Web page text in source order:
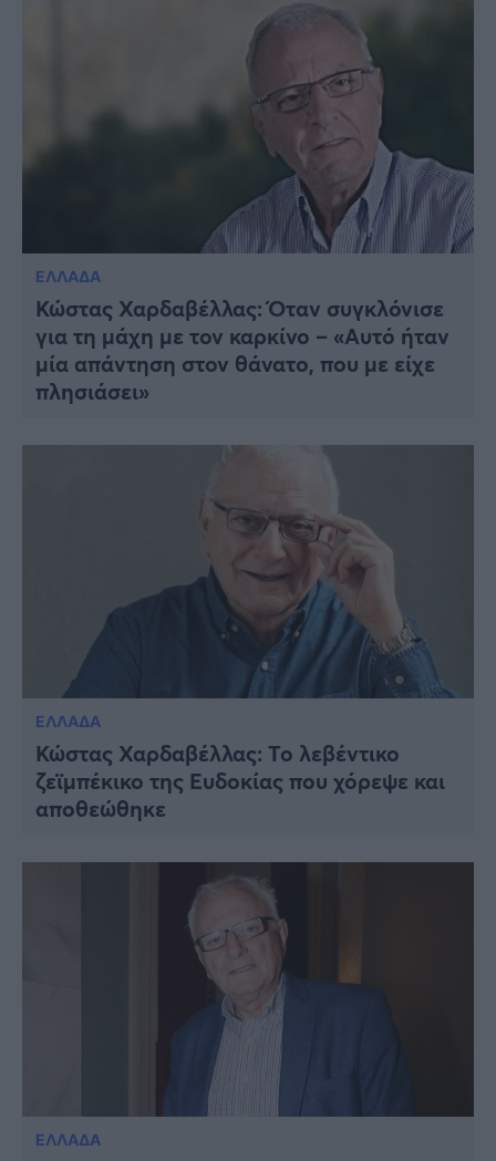
ΕΛΛΑΔΑ
Κώστας Χαρδαβέλλας: Όταν συγκλόνισε
για τη μάχη με τον καρκίνο – «Αυτό ήταν
μία απάντηση στον θάνατο, που με είχε
πλησιάσει»
ΕΛΛΑΔΑ
Κώστας Χαρδαβέλλας: Το λεβέντικο
ζεϊμπέκικο της Ευδοκίας που χόρεψε και
αποθεώθηκε
ΕΛΛΑΔΑ